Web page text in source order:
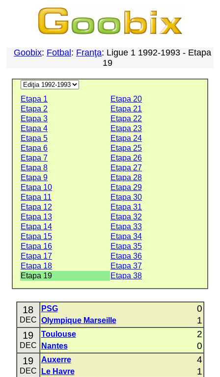
Goobix: Fotbal : Franţa: Ligue 1 1992-1993 - Etapa
19
Etapa 1
Etapa 20
Etapa 2
Etapa 21
Etapa 3
Etapa 22
Etapa 4
Etapa 23
Etapa 5
Etapa 24
Etapa 6
Etapa 25
Etapa 7
Etapa 26
Etapa 8
Etapa 27
Etapa 9
Etapa 28
Etapa 10
Etapa 29
Etapa 11
Etapa 30
Etapa 12
Etapa 31
Etapa 13
Etapa 32
Etapa 14
Etapa 33
Etapa 15
Etapa 34
Etapa 16
Etapa 35
Etapa 17
Etapa 36
Etapa 18
Etapa 37
Etapa 19
Etapa 38
18
DEC
PSG 0
Olympique Marseille 1
19
DEC
Toulouse 2
Nantes 0
19
DEC
Auxerre 4
Le Havre 1